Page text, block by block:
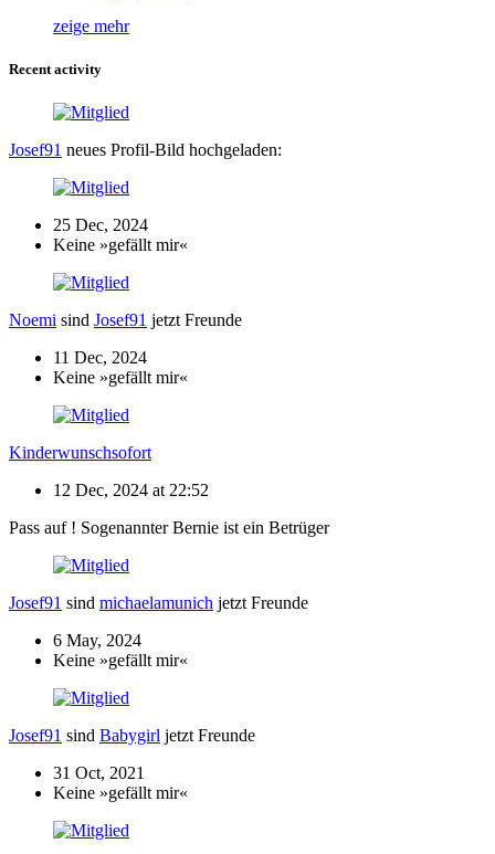
zeige mehr
Recent activity
Josef91 neues Profil-Bild hochgeladen:
25 Dec, 2024
Keine »gefällt mir«
Noemi sind Josef91 jetzt Freunde
11 Dec, 2024
Keine »gefällt mir«
Kinderwunschsofort
12 Dec, 2024 at 22:52
Pass auf ! Sogenannter Bernie ist ein Betrüger
Josef91 sind michaelamunich jetzt Freunde
6 May, 2024
Keine »gefällt mir«
Josef91 sind Babygirl jetzt Freunde
31 Oct, 2021
Keine »gefällt mir«